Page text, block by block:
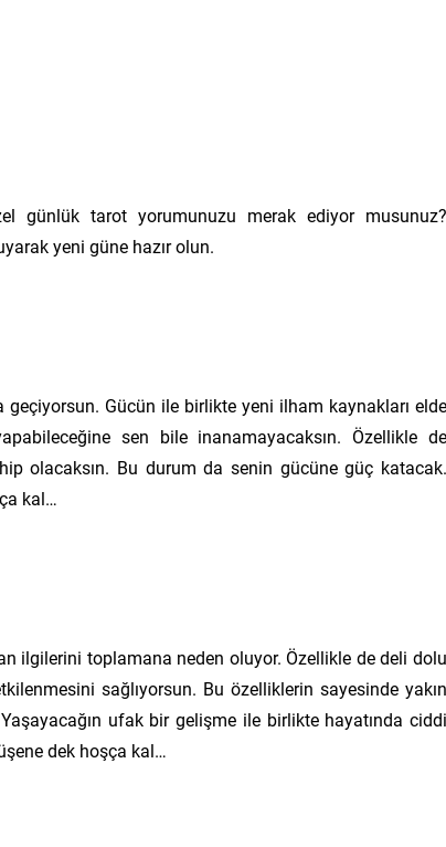
günlük tarot yorumunuzu merak ediyor musunuz?
yeni güne hazır olun.
Gücün ile birlikte yeni ilham kaynakları elde
sen bile inanamayacaksın. Özellikle de
olacaksın. Bu durum da senin gücüne güç katacak.
kal…
ilgilerini toplamana neden oluyor. Özellikle de deli dolu
sağlıyorsun. Bu özelliklerin sayesinde yakın
ufak bir gelişme ile birlikte hayatında ciddi
dek hoşça kal…